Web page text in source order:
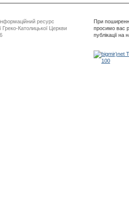
ресурс
Греко-Католицької Церкви
При
просимо вас
публікації на